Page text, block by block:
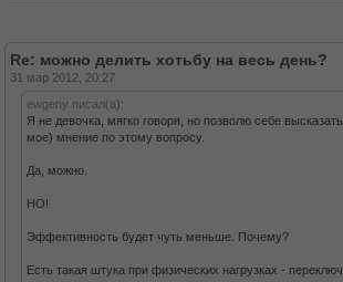
Re: можно делить хотьбу на весь день?
31 мар 2012, 20:27
ewgeny писал(а):
Я не девочка, мягко говоря, но позволю себе
мое) мнение по этому вопросу.
Да, можно.
НО!
Эффективность будет чуть меньше. Почему?
Есть такая штука при физических нагрузках -